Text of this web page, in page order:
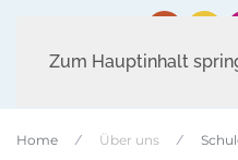
Zum Hauptinhalt
Home Über uns